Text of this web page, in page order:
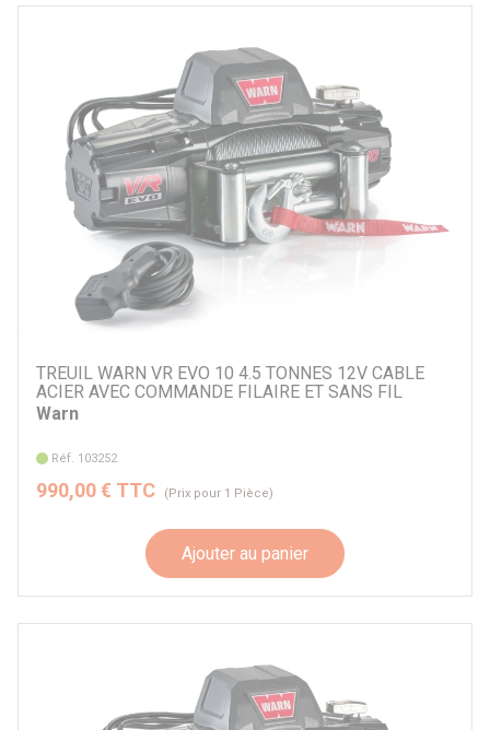
TREUIL WARN VR EVO 10 4.5 TONNES 12V CABLE
ACIER AVEC COMMANDE FILAIRE ET SANS FIL
Warn
Réf. 103252
990,00 € TTC (Prix pour 1 Pièce)
Ajouter au panier